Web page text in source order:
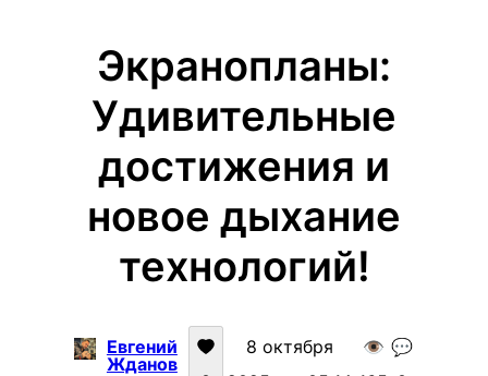
Экранопланы:
Удивительные
достижения и
новое дыхание
технологий!
Евгений
Жданов
8 октября
👁️ 💬